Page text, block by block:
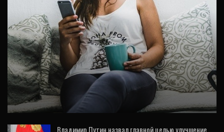
НОВОСТИ
Свердловчане в полтора раза стали
больше «качать» за городом
Владимир Путин назвал главной целью улучшение